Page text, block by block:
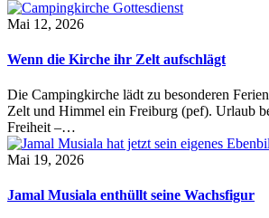
Mai 12, 2026
Wenn die Kirche ihr Zelt aufschlägt
Die Campingkirche lädt zu besonderen
Zelt und Himmel ein Freiburg (pef). Urlaub
Freiheit –…
Mai 19, 2026
Jamal Musiala enthüllt seine Wachsfigur